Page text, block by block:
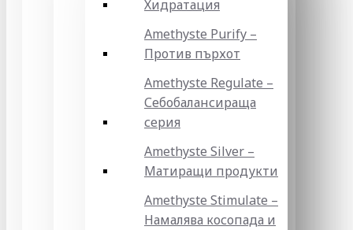
Хидратация
Amethyste Purify –
Против пърхот
Amethyste Regulate –
Себобалансираща
серия
Amethyste Silver –
Матиращи продукти
Amethyste Stimulate –
Намалява косопада и